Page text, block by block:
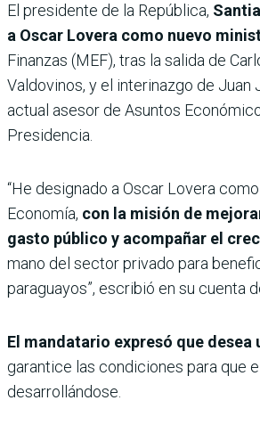
El presidente de la República,
a Oscar Lovera como nuevo
Finanzas (MEF), tras la salida de
Valdovinos, y el interinazgo de Juan
actual asesor de Asuntos
Presidencia.
“He designado a Oscar Lovera
Economía, con la misión de
gasto público y acompañar el
mano del sector privado para
paraguayos”, escribió en su cuenta
El mandatario expresó que desea
garantice las condiciones para que
desarrollándose.